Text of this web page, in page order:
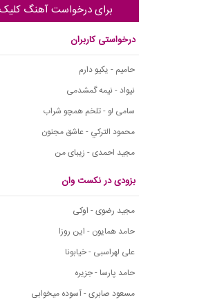
برای درخواست آهنگ کلیک
درخواستی کاربران
حامیم - یکیو دارم
نیواد - نیمه گمشدمی
سامی لو - تلخم همچو شراب
محمود التركي - عاشق مجنون
مجید احمدی - زیبای من
بزودی در نکست وان
مجید رضوی - اوکی
حامد همایون - این روزا
علی لهراسبی - خیابونا
حامد پارسا - جزیره
مسعود صابری - آسوده میخوابی